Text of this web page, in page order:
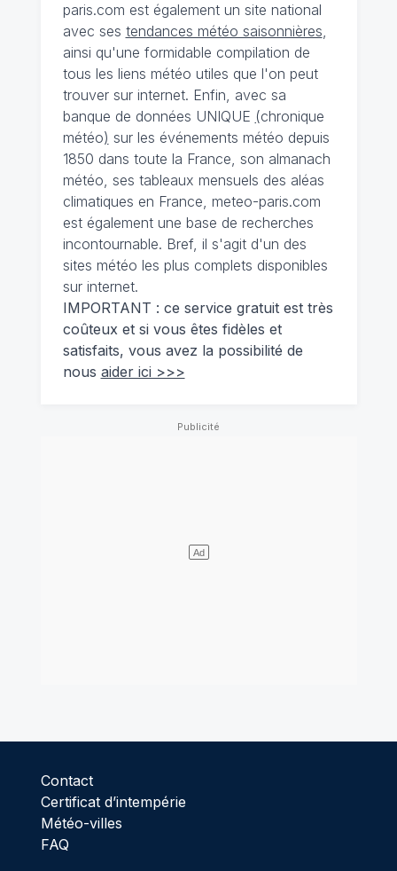
paris.com est également un site national
avec ses tendances météo saisonnières,
ainsi qu'une formidable compilation de
tous les liens météo utiles que l'on peut
trouver sur internet. Enfin, avec sa
banque de données UNIQUE (chronique
météo) sur les événements météo depuis
1850 dans toute la France, son almanach
météo, ses tableaux mensuels des aléas
climatiques en France, meteo-paris.com
est également une base de recherches
incontournable. Bref, il s'agit d'un des
sites météo les plus complets disponibles
sur internet.
IMPORTANT : ce service gratuit est très
coûteux et si vous êtes fidèles et
satisfaits, vous avez la possibilité de
nous aider ici >>>
Contact
Certificat d’intempérie
Météo-villes
FAQ